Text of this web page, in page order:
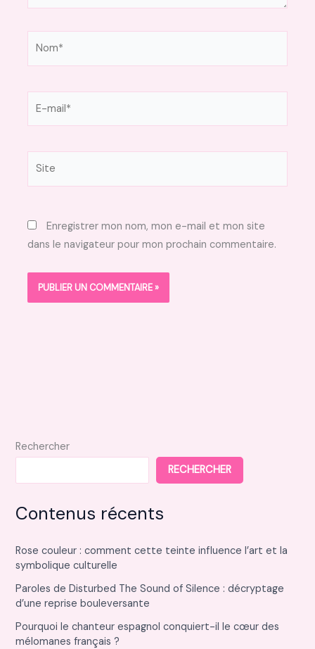
Enregistrer mon nom, mon e-mail et mon site
dans le navigateur pour mon prochain commentaire.
Rechercher
RECHERCHER
Contenus récents
Rose couleur : comment cette teinte influence l’art et la
symbolique culturelle
Paroles de Disturbed The Sound of Silence : décryptage
d’une reprise bouleversante
Pourquoi le chanteur espagnol conquiert-il le cœur des
mélomanes français ?